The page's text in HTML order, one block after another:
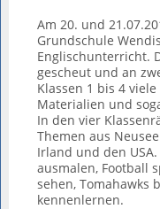
Am 20. und
Grundschule
Englischunterricht.
gescheut und an
Klassen 1 bis 4
Materialien und
In den vier
Themen aus
Irland und den
ausmalen, Football
sehen, Tomahawks
kennenlernen.